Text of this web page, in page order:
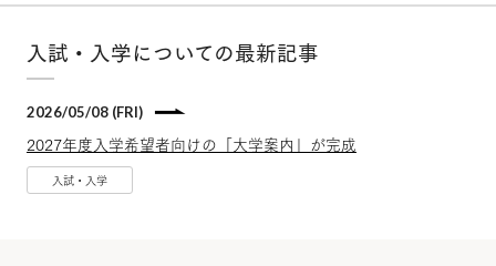
入試・入学についての最新記事
2026/05/08 (FRI)
2027年度入学希望者向けの「大学案内」が完成
入試・入学